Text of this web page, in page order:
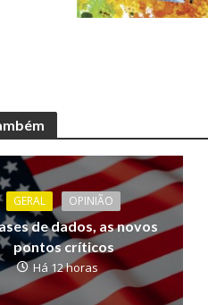
GERAL OPINIÃO
de dados, as novos
pontos críticos
Há 12 horas